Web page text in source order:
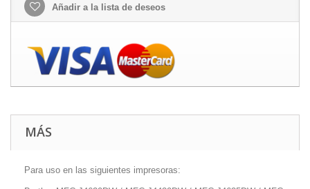
Añadir a la lista de deseos
MÁS
Para uso en las siguientes impresoras: